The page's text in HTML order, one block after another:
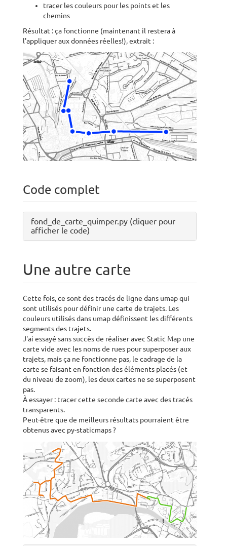
tracer les couleurs pour les points et les
chemins
Résultat : ça fonctionne (maintenant il restera à
l'appliquer aux données réelles!), extrait :
Code complet
fond_de_carte_quimper.py (cliquer pour
afficher le code)
Une autre carte
Cette fois, ce sont des tracés de ligne dans umap qui
sont utilisés pour définir une carte de trajets. Les
couleurs utilisés dans umap définissent les différents
segments des trajets.
J'ai essayé sans succès de réaliser avec Static Map une
carte vide avec les noms de rues pour superposer aux
trajets, mais ça ne fonctionne pas, le cadrage de la
carte se faisant en fonction des éléments placés (et
du niveau de zoom), les deux cartes ne se superposent
pas.
À essayer : tracer cette seconde carte avec des tracés
transparents.
Peut-être que de meilleurs résultats pourraient être
obtenus avec py-staticmaps ?